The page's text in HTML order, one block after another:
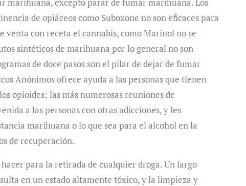
de opiáceos como Suboxone no son eficaces para
venta con receta el cannabis, como Marinol no se
sintéticos de marihuana por lo general no son
de doce pasos son el pilar de dejar de fumar
Anónimos ofrece ayuda a las personas que tienen
opioides; las más numerosas reuniones de
a las personas con otras adicciones, y les
marihuana o lo que sea para el alcohol en la
de recuperación.
para la retirada de cualquier droga. Un largo
en un estado altamente tóxico, y la limpieza y